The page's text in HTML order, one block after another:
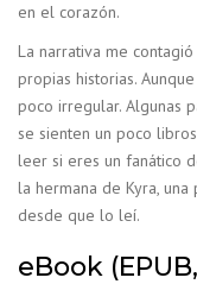
en el corazón.
La narrativa me
propias historias.
poco irregular. Algunas
se sienten un poco
leer si eres un fanático
la hermana de Kyra,
desde que lo leí.
eBook